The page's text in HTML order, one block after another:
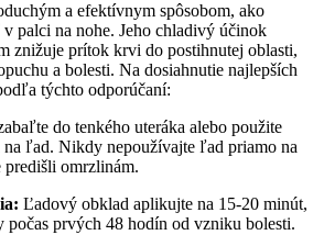
a efektívnym spôsobom, ako
palci na nohe. Jeho chladivý účinok
znižuje prítok krvi do postihnutej oblasti,
a bolesti. Na dosiahnutie najlepších
týchto odporúčaní:
do tenkého uteráka alebo použite
na ľad. Nikdy nepoužívajte ľad priamo na
predišli omrzlinám.
Ľadový obklad aplikujte na 15-20 minút,
počas prvých 48 hodín od vzniku bolesti.